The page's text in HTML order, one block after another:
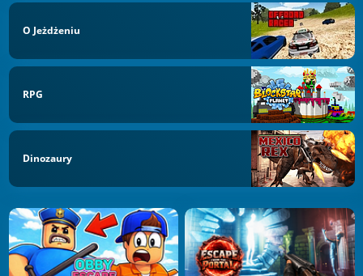
O Jeżdżeniu
RPG
Dinozaury